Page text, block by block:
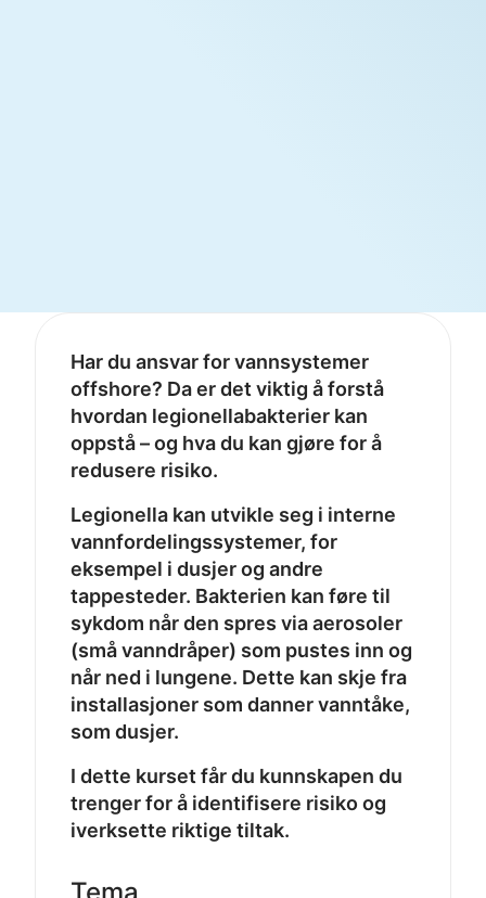
Har du ansvar for vannsystemer
offshore? Da er det viktig å forstå
hvordan legionellabakterier kan
oppstå – og hva du kan gjøre for å
redusere risiko.
Legionella kan utvikle seg i interne
vannfordelingssystemer, for
eksempel i dusjer og andre
tappesteder. Bakterien kan føre til
sykdom når den spres via aerosoler
(små vanndråper) som pustes inn og
når ned i lungene. Dette kan skje fra
installasjoner som danner vanntåke,
som dusjer.
I dette kurset får du kunnskapen du
trenger for å identifisere risiko og
iverksette riktige tiltak.